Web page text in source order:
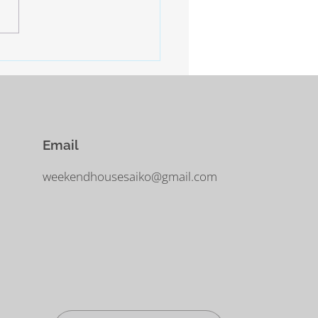
ほどまで下がるだそう。
Email
weekendhousesaiko@gmail.com